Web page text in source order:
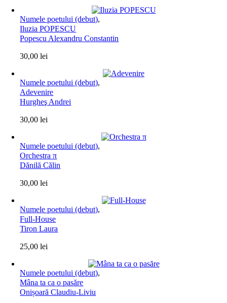
Numele poetului (debut),
Iluzia POPESCU
Popescu Alexandru Constantin
30,00lei
Numele poetului (debut),
Adevenire
Hurgheş Andrei
30,00lei
Numele poetului (debut),
Orchestra π
Dănilă Călin
30,00lei
Numele poetului (debut),
Full-House
Tiron Laura
25,00lei
Numele poetului (debut),
Mâna ta ca o pasăre
Onișoară Claudiu-Liviu